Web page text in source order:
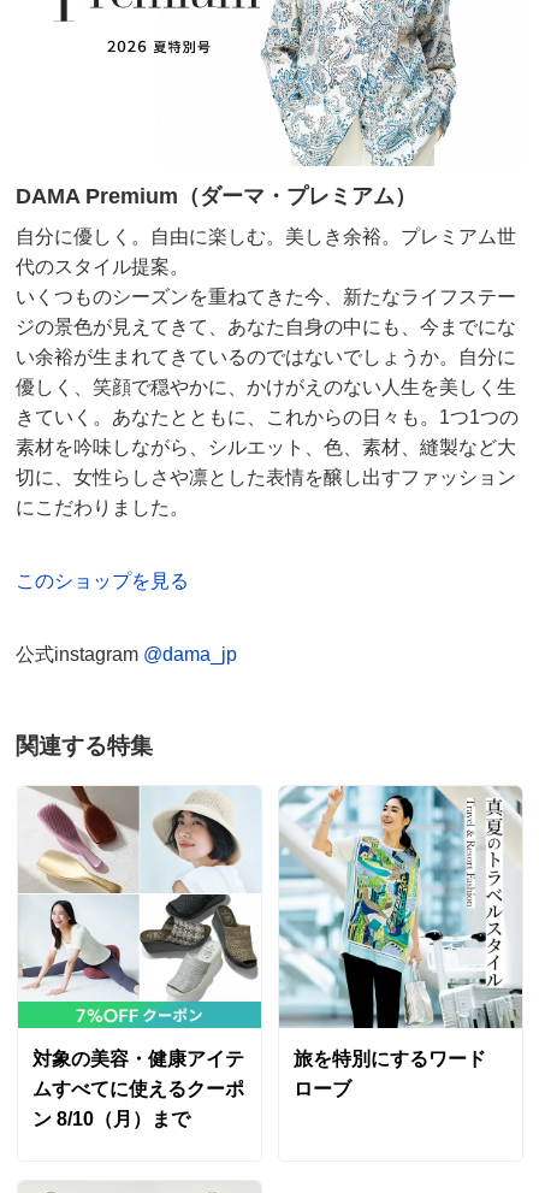
DAMA Premium（ダーマ・プレミアム）
自分に優しく。自由に楽しむ。美しき余裕。プレミアム世
代のスタイル提案。
いくつものシーズンを重ねてきた今、新たなライフステー
ジの景色が見えてきて、あなた自身の中にも、今までにな
い余裕が生まれてきているのではないでしょうか。自分に
優しく、笑顔で穏やかに、かけがえのない人生を美しく生
きていく。あなたとともに、これからの日々も。1つ1つの
素材を吟味しながら、シルエット、色、素材、縫製など大
切に、女性らしさや凛とした表情を醸し出すファッション
にこだわりました。
このショップを見る
公式instagram @dama_jp
関連する特集
対象の美容・健康アイテ
ムすべてに使えるクーポ
ン 8/10（月）まで
旅を特別にするワード
ローブ